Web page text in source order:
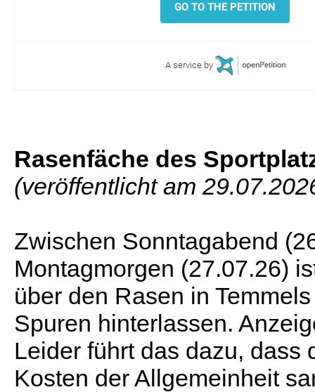
GO TO THE PETITION
A service by
Rasenfäche des
(veröffentlicht am
Zwischen Sonntagabend
Montagmorgen (27.07.26)
über den Rasen in
Spuren hinterlassen.
Leider führt das dazu, dass
Kosten der Allgemeinheit